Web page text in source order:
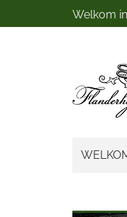
Welkom